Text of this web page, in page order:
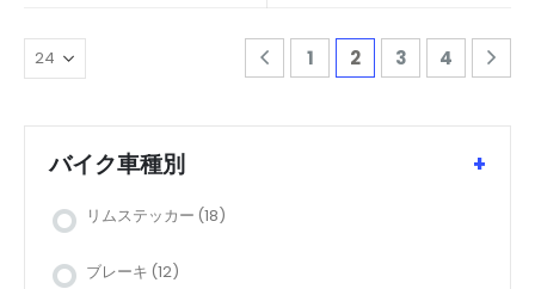
1 2 3 4
バイク車種別 +
リムステッカー (18)
ブレーキ (12)